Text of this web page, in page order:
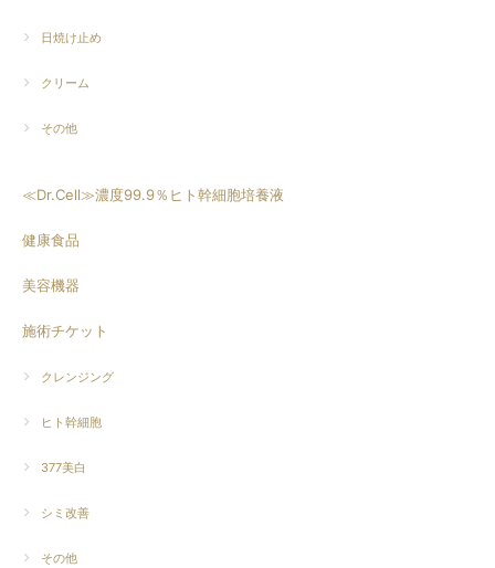
日焼け止め
クリーム
その他
≪Dr.Cell≫濃度99.9％ヒト幹細胞培養液
健康食品
美容機器
施術チケット
クレンジング
ヒト幹細胞
377美白
シミ改善
その他